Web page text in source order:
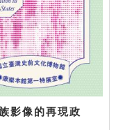
影像的再現政